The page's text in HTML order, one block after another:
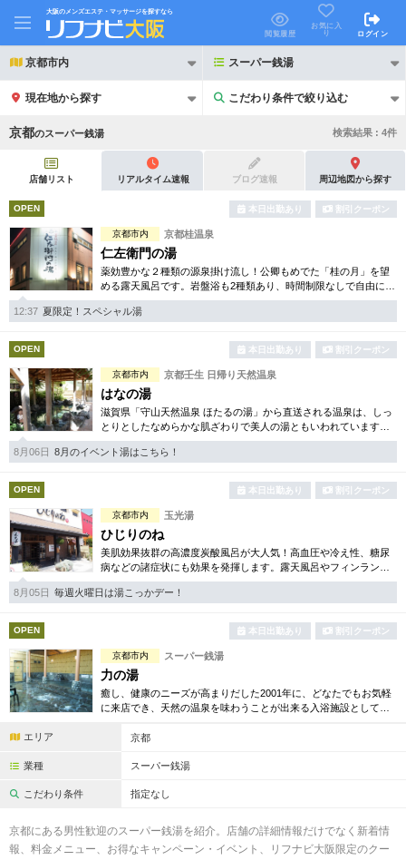
大阪のメンズエステ・マッサージを探すなら
閲覧履歴
お気に入
り
ログイン
京都市内 スーパー銭湯
現在地から探す こだわり条件で絞り込む
こだわり条件で絞り込む
21時以降も受付
初回割引あり リピーター割引あり
団体割引
キャッシュレス決済OK 領収証発行可
2名様歓迎 団体様歓迎
完全個室 半個室あり
ペアルームあり
フットバスあり 岩盤浴あり
専用駐車場あり
日本人スタッフのみ 女性スタッフのみ
スタッフ指名可
駅から徒歩5分以内
閉じる
京都のスーパー銭湯 検索結果 : 4件
店舗リスト リアルタイム速報 ブログ速報 周辺地図から探す
OPEN 本日出勤あり 割引クーポン
京都市内 京都桂温泉
仁左衛門の湯
薬効豊かな２種類の源泉掛け流し！公卿もめでた「桂の月」を望
める露天風呂です。岩盤浴も2種類あり、時間制限なしで自由に行
ききし、楽しんで頂く事が可能です。お風呂とあわせて是非お楽
しみ下さい。
12:37 夏限定！スペシャル湯
OPEN 本日出勤あり 割引クーポン
京都市内 京都壬生 日帰り天然温泉
はなの湯
滋賀県「守山天然温泉 ほたるの湯」から直送される温泉は、しっ
とりとしたなめらかな肌ざわりで美人の湯ともいわれています。
再入浴OKシステムやバラエティー豊かなイベント湯なども楽しみ
の一つです。
8月06日 8月のイベント湯はこちら！
OPEN 本日出勤あり 割引クーポン
京都市内 玉光湯
ひじりのね
美肌効果抜群の高濃度炭酸風呂が大人気！高血圧や冷え性、糖尿
病などの諸症状にも効果を発揮します。露天風呂やフィンランド
サウナなど、ゆったりとくつろげる空間をご用意。
8月05日 毎週火曜日は湯こっかデー！
OPEN 本日出勤あり 割引クーポン
京都市内 スーパー銭湯
力の湯
癒し、健康のニーズが高まりだした2001年に、どなたでもお気軽
に来店でき、天然の温泉を味わうことが出来る入浴施設として伏
努めてまいります。
エリア 京都
業種 スーパー銭湯
こだわり条件 指定なし
京都にある男性歓迎のスーパー銭湯を紹介。店舗の詳細情報だけでなく新着情
報、料金メニュー、お得なキャンペーン・イベント、リフナビ大阪限定のクー